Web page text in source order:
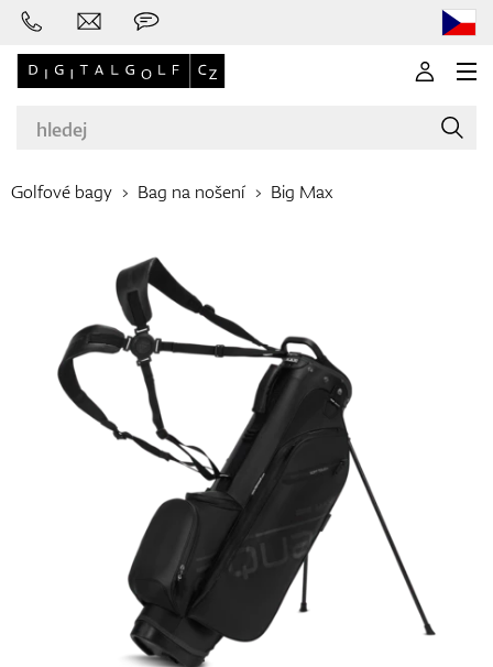
Golfové hole
Oblečení
Boty
Rukavice
Golfové bagy Bag na nošení Big Max